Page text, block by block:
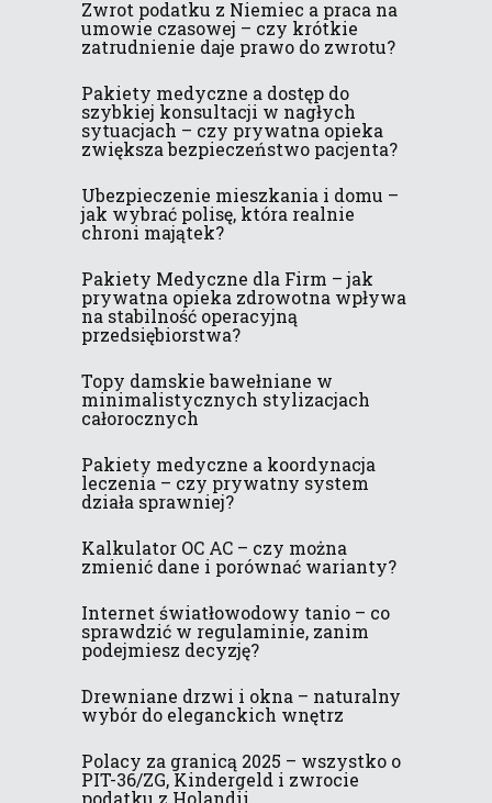
Zwrot podatku z Niemiec a praca na
umowie czasowej – czy krótkie
zatrudnienie daje prawo do zwrotu?
Pakiety medyczne a dostęp do
szybkiej konsultacji w nagłych
sytuacjach – czy prywatna opieka
zwiększa bezpieczeństwo pacjenta?
Ubezpieczenie mieszkania i domu –
jak wybrać polisę, która realnie
chroni majątek?
Pakiety Medyczne dla Firm – jak
prywatna opieka zdrowotna wpływa
na stabilność operacyjną
przedsiębiorstwa?
Topy damskie bawełniane w
minimalistycznych stylizacjach
całorocznych
Pakiety medyczne a koordynacja
leczenia – czy prywatny system
działa sprawniej?
Kalkulator OC AC – czy można
zmienić dane i porównać warianty?
Internet światłowodowy tanio – co
sprawdzić w regulaminie, zanim
podejmiesz decyzję?
Drewniane drzwi i okna – naturalny
wybór do eleganckich wnętrz
Polacy za granicą 2025 – wszystko o
PIT-36/ZG, Kindergeld i zwrocie
podatku z Holandii